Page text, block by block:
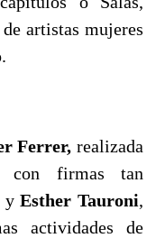
artistas mujeres
Ferrer, realizada
con firmas tan
yEsther Tauroni,
actividades de